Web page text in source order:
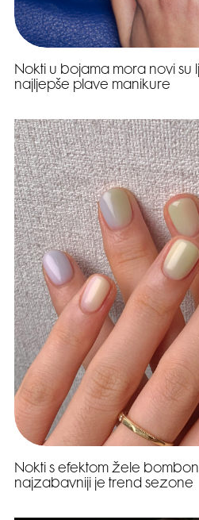
Nokti u bojama mora novi su
najljepše plave manikure
Nokti s efektom žele
najzabavniji je trend sezone